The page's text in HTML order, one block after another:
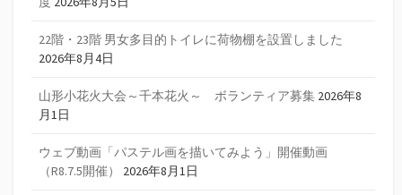
22階・23階 男女多目的トイレに荷物棚を設置しました
2026年8月4日
山形小花火大会～千本花火～ ボランティア募集 2026年8
月1日
ウェブ動画「パステル画を描いてみよう」開催動画
（R8.7.5開催）
2026年8月1日